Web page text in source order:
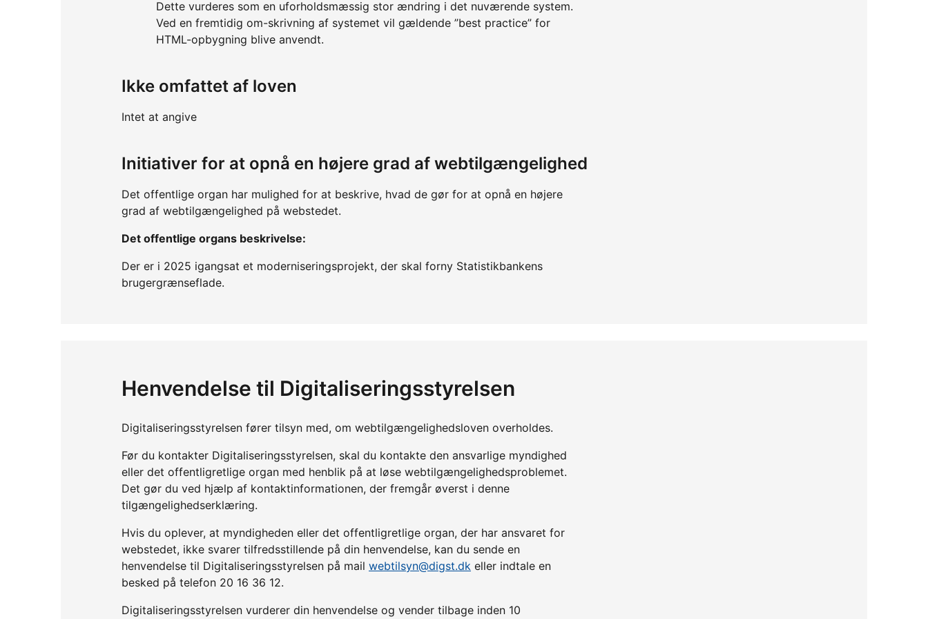
Dette vurderes som en uforholdsmæssig stor ændring i det nuværende system.
Ved en fremtidig om-skrivning af systemet vil gældende ”best practice” for
HTML-opbygning blive anvendt.
Ikke omfattet af loven
Intet at angive
Initiativer for at opnå en højere grad af webtilgængelighed
Det offentlige organ har mulighed for at beskrive, hvad de gør for at opnå en højere
grad af webtilgængelighed på webstedet.
Det offentlige organs beskrivelse:
Der er i 2025 igangsat et moderniseringsprojekt, der skal forny Statistikbankens
brugergrænseflade.
Henvendelse til Digitaliseringsstyrelsen
Digitaliseringsstyrelsen fører tilsyn med, om webtilgængelighedsloven overholdes.
Før du kontakter Digitaliseringsstyrelsen, skal du kontakte den ansvarlige myndighed
eller det offentligretlige organ med henblik på at løse webtilgængelighedsproblemet.
Det gør du ved hjælp af kontaktinformationen, der fremgår øverst i denne
tilgængelighedserklæring.
Hvis du oplever, at myndigheden eller det offentligretlige organ, der har ansvaret for
webstedet, ikke svarer tilfredsstillende på din henvendelse, kan du sende en
henvendelse til Digitaliseringsstyrelsen på mail webtilsyn@digst.dk eller indtale en
besked på telefon 20 16 36 12.
Digitaliseringsstyrelsen vurderer din henvendelse og vender tilbage inden 10